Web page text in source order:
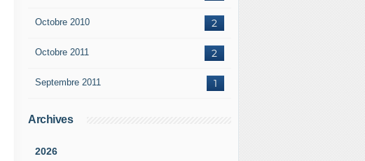
2
Octobre 2010
2
Octobre 2011
1
Septembre 2011
Archives
2026